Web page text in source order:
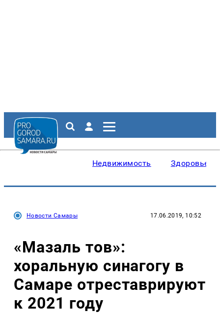
Недвижимость Здоровье
Новости Самары 17.06.2019, 10:52
«Мазаль тов»:
хоральную синагогу в
Самаре отреставрируют
к 2021 году